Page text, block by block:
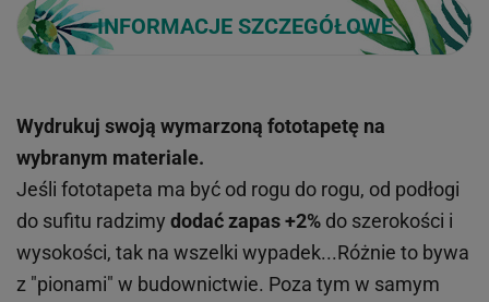
INFORMACJE SZCZEGÓŁOWE
Wydrukuj swoją wymarzoną fototapetę na
wybranym materiale.
Jeśli fototapeta ma być od rogu do rogu, od podłogi
do sufitu radzimy dodać zapas +2% do szerokości i
wysokości, tak na wszelki wypadek...Różnie to bywa
z "pionami" w budownictwie. Poza tym w samym